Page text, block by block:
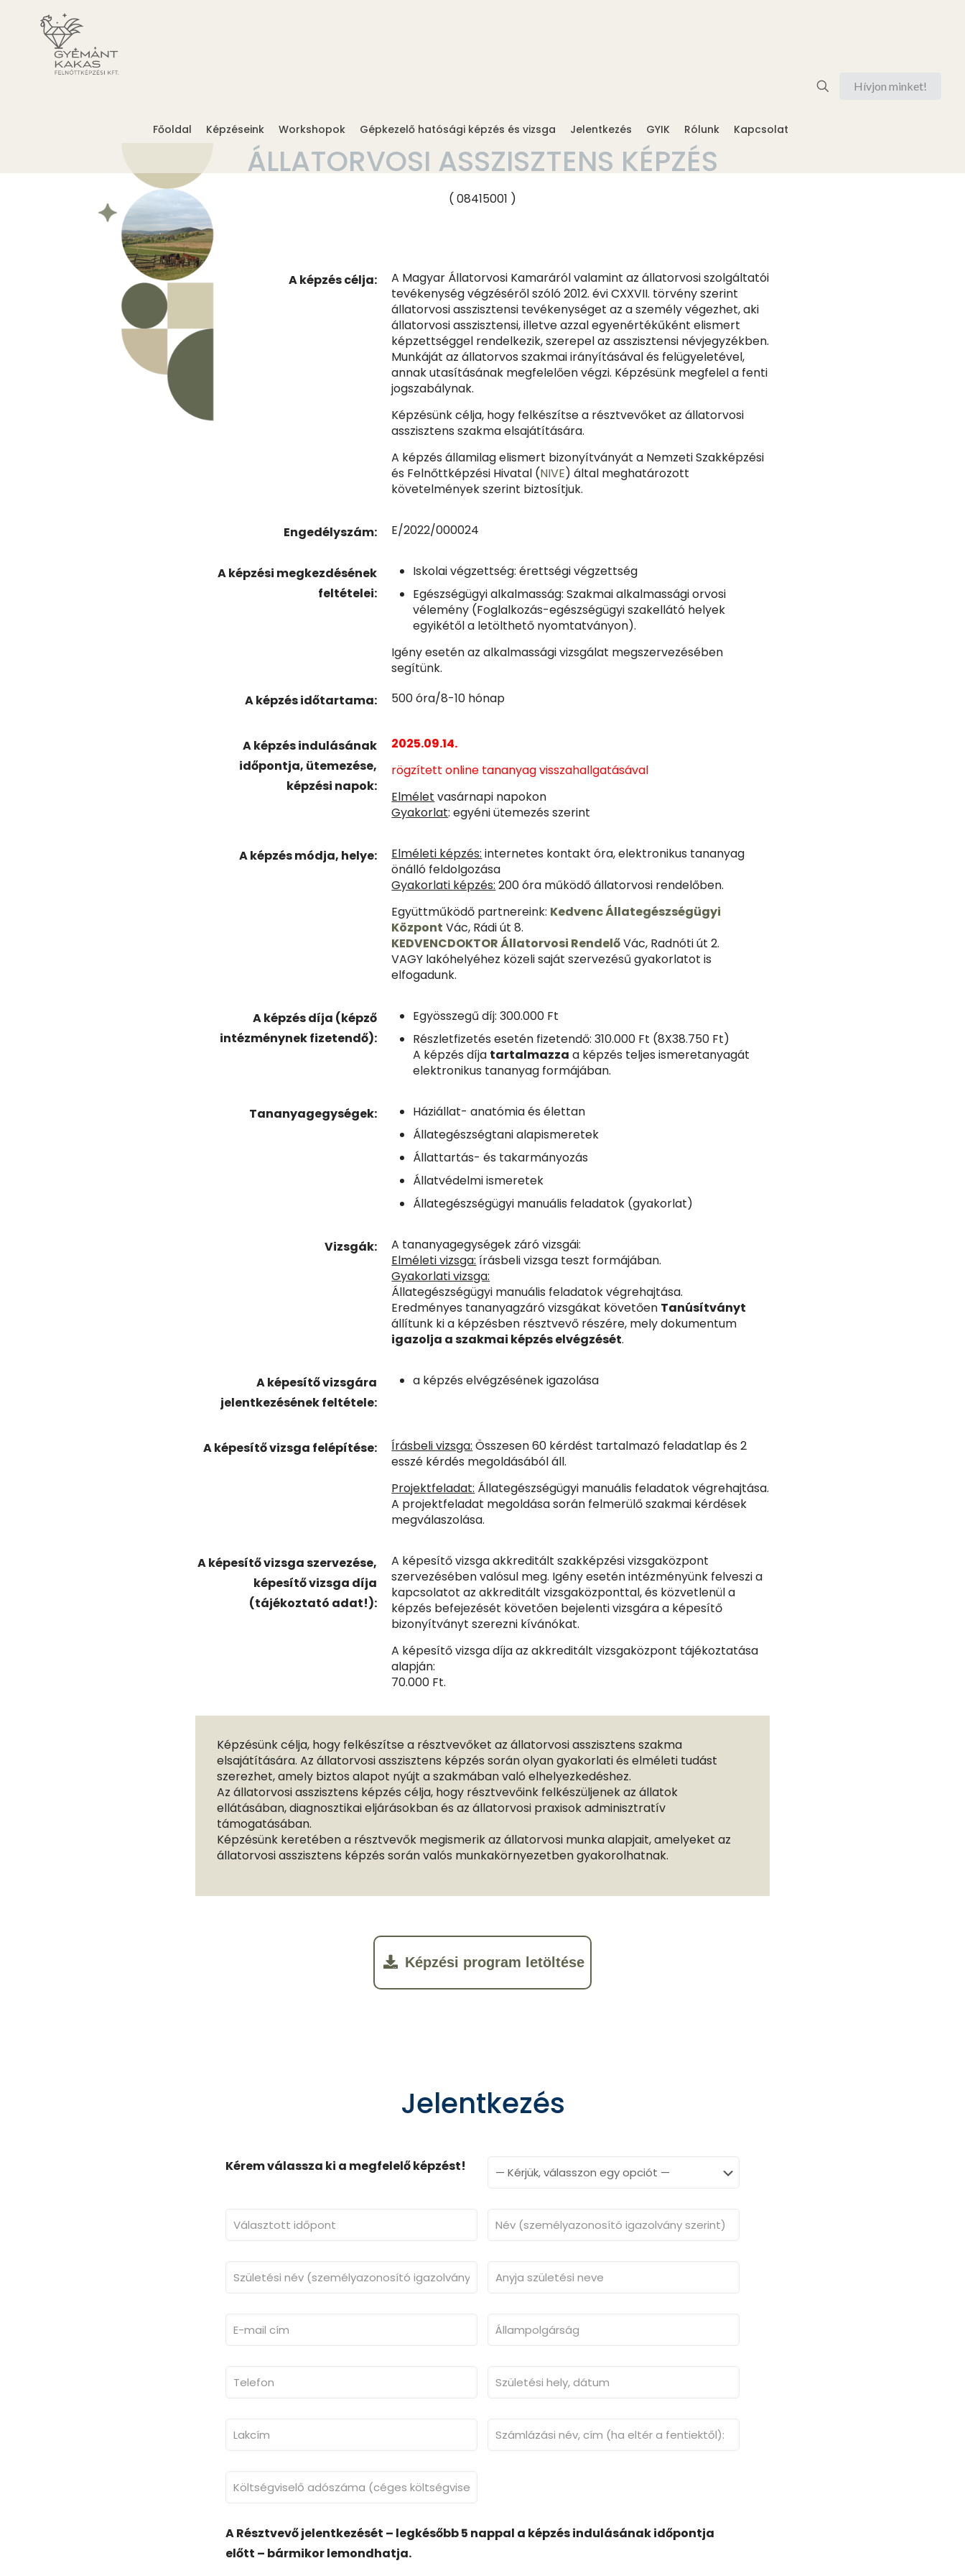
Főoldal Képzéseink Workshopok Gépkezelő hatósági képzés és vizsga Jelentkezés GYIK Rólunk Kapcsolat
Hívjon minket!
ÁLLATORVOSI ASSZISZTENS KÉPZÉS
( 08415001 )
A képzés célja:
A Magyar Állatorvosi Kamaráról valamint az állatorvosi szolgáltatói
tevékenység végzéséről szóló 2012. évi CXXVII. törvény szerint
állatorvosi asszisztensi tevékenységet az a személy végezhet, aki
állatorvosi asszisztensi, illetve azzal egyenértékűként elismert
képzettséggel rendelkezik, szerepel az asszisztensi névjegyzékben.
Munkáját az állatorvos szakmai irányításával és felügyeletével,
annak utasításának megfelelően végzi. Képzésünk megfelel a fenti
jogszabálynak.
Képzésünk célja, hogy felkészítse a résztvevőket az állatorvosi
asszisztens szakma elsajátítására.
A képzés államilag elismert bizonyítványát a Nemzeti Szakképzési
és Felnőttképzési Hivatal (NIVE) által meghatározott
követelmények szerint biztosítjuk.
Engedélyszám: E/2022/000024
A képzési megkezdésének
feltételei:
Iskolai végzettség: érettségi végzettség
Egészségügyi alkalmasság: Szakmai alkalmassági orvosi
vélemény (Foglalkozás-egészségügyi szakellátó helyek
egyikétől a letölthető nyomtatványon).
Igény esetén az alkalmassági vizsgálat megszervezésében
segítünk.
A képzés időtartama:
500 óra/8-10 hónap
A képzés indulásának
időpontja, ütemezése,
képzési napok:
2025.09.14.
rögzített online tananyag visszahallgatásával
Elmélet vasárnapi napokon
Gyakorlat: egyéni ütemezés szerint
A képzés módja, helye: Elméleti képzés: internetes kontakt óra, elektronikus tananyag
önálló feldolgozása
Gyakorlati képzés: 200 óra működő állatorvosi rendelőben.
Együttműködő partnereink: Kedvenc Állategészségügyi
Központ Vác, Rádi út 8.
KEDVENCDOKTOR Állatorvosi RendelőVác, Radnóti út 2.
VAGY lakóhelyéhez közeli saját szervezésű gyakorlatot is
elfogadunk.
A képzés díja (képző
intézménynek fizetendő):
Egyösszegű díj: 300.000 Ft
Részletfizetés esetén fizetendő: 310.000 Ft (8X38.750 Ft)
A képzés díja tartalmazza a képzés teljes ismeretanyagát
elektronikus tananyag formájában.
Tananyagegységek:
Háziállat- anatómia és élettan
Állategészségtani alapismeretek
Állattartás- és takarmányozás
Állatvédelmi ismeretek
Állategészségügyi manuális feladatok (gyakorlat)
Vizsgák:
A tananyagegységek záró vizsgái:
Elméleti vizsga: írásbeli vizsga teszt formájában.
Gyakorlati vizsga:
Állategészségügyi manuális feladatok végrehajtása.
Eredményes tananyagzáró vizsgákat követően Tanúsítványt
állítunk ki a képzésben résztvevő részére, mely dokumentum
igazolja a szakmai képzés elvégzését.
A képesítő vizsgára
jelentkezésének feltétele:
a képzés elvégzésének igazolása
A képesítő vizsga felépítése: Írásbeli vizsga: Összesen 60 kérdést tartalmazó feladatlap és 2
esszé kérdés megoldásából áll.
Projektfeladat: Állategészségügyi manuális feladatok végrehajtása.
A projektfeladat megoldása során felmerülő szakmai kérdések
megválaszolása.
A képesítő vizsga szervezése,
képesítő vizsga díja
(tájékoztató adat!):
A képesítő vizsga akkreditált szakképzési vizsgaközpont
szervezésében valósul meg. Igény esetén intézményünk felveszi a
kapcsolatot az akkreditált vizsgaközponttal, és közvetlenül a
képzés befejezését követően bejelenti vizsgára a képesítő
bizonyítványt szerezni kívánókat.
A képesítő vizsga díja az akkreditált vizsgaközpont tájékoztatása
alapján:
70.000 Ft.
Képzésünk célja, hogy felkészítse a résztvevőket az állatorvosi asszisztens szakma
elsajátítására. Az állatorvosi asszisztens képzés során olyan gyakorlati és elméleti tudást
szerezhet, amely biztos alapot nyújt a szakmában való elhelyezkedéshez.
Az állatorvosi asszisztens képzés célja, hogy résztvevőink felkészüljenek az állatok
ellátásában, diagnosztikai eljárásokban és az állatorvosi praxisok adminisztratív
támogatásában.
Képzésünk keretében a résztvevők megismerik az állatorvosi munka alapjait, amelyeket az
állatorvosi asszisztens képzés során valós munkakörnyezetben gyakorolhatnak.
Képzési program letöltése
Jelentkezés
Kérem válassza ki a megfelelő képzést!
A Résztvevő jelentkezését – legkésőbb 5 nappal a képzés indulásának időpontja
előtt – bármikor lemondhatja.